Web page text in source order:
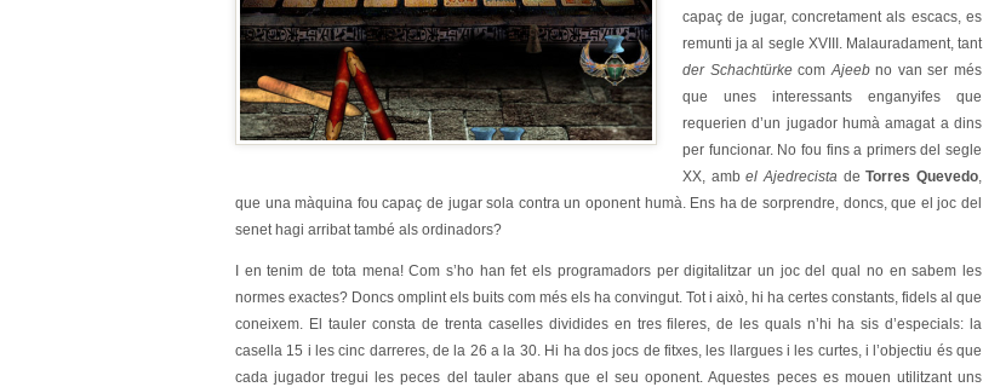
capaç de jugar, concretament als escacs, es
remunti ja al segle XVIII. Malauradament, tant
der SchachtürkecomAjeebno van ser més
que unes interessants enganyifes que
requerien d’un jugador humà amagat a dins
per funcionar. No fou fins a primers del segle
XX, ambel Ajedrecista deTorres Quevedo,
que una màquina fou capaç de jugar sola contra un oponent humà. Ens ha de sorprendre, doncs, que el joc del
senet hagi arribat també als ordinadors?
I en tenim de tota mena! Com s’ho han fet els programadors per digitalitzar un joc del qual no en sabem les
normes exactes? Doncs omplint els buits com més els ha convingut. Tot i això, hi ha certes constants, fidels al que
coneixem. El tauler consta de trenta caselles dividides en tres fileres, de les quals n’hi ha sis d’especials: la
casella 15 i les cinc darreres, de la 26 a la 30. Hi ha dos jocs de fitxes, les llargues i les curtes, i l’objectiu és que
cada jugador tregui les peces del tauler abans que el seu oponent. Aquestes peces es mouen utilitzant uns